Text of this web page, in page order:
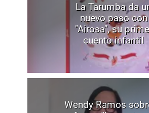
La Tarumba da
nuevo paso con
"Airosa", su
cuento infantil
Wendy Ramos